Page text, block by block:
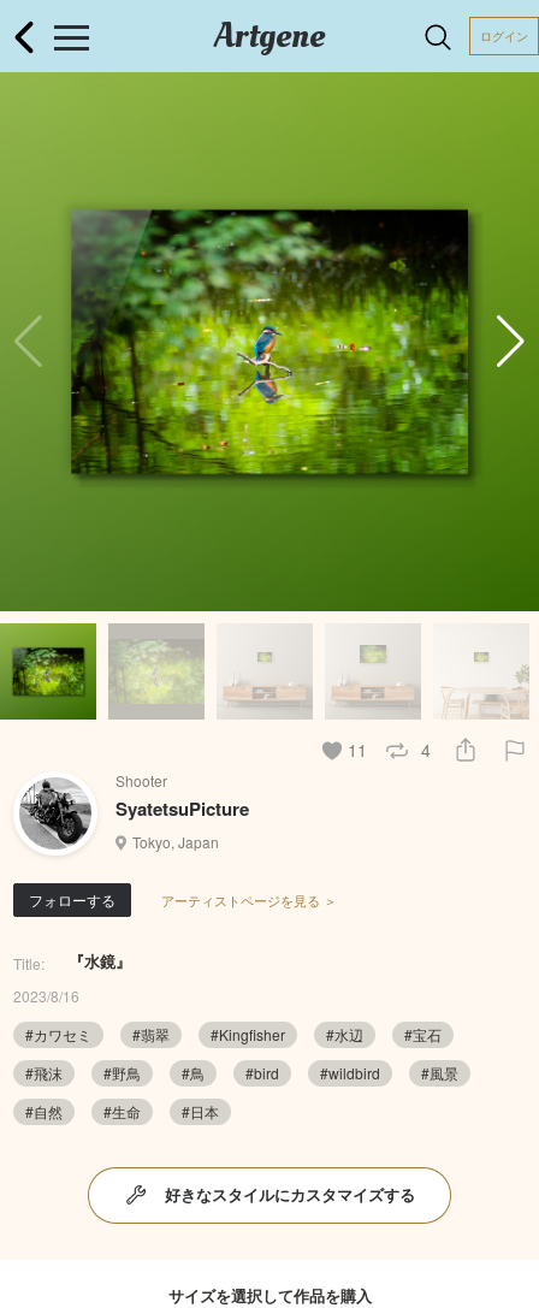
Artgene ログイン
11 4
Shooter
SyatetsuPicture
Tokyo, Japan
フォローする アーティストページを見る ＞
Title: 『水鏡』
2023/8/16
#カワセミ
#翡翠 #Kingfisher #水辺
#宝石
#飛沫
#野鳥 #鳥 #bird #wildbird
#風景
#自然
#生命 #日本
好きなスタイルにカスタマイズする
サイズを選択して作品を購入